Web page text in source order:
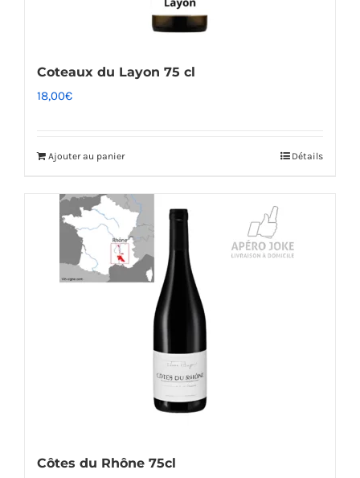
Coteaux du Layon 75 cl
18,00€
Ajouter au panier Détails
Côtes du Rhône 75cl